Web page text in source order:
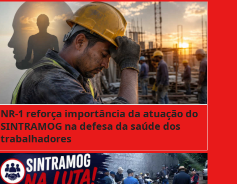
NR-1 reforça importância da atuação do
SINTRAMOG na defesa da saúde dos
trabalhadores